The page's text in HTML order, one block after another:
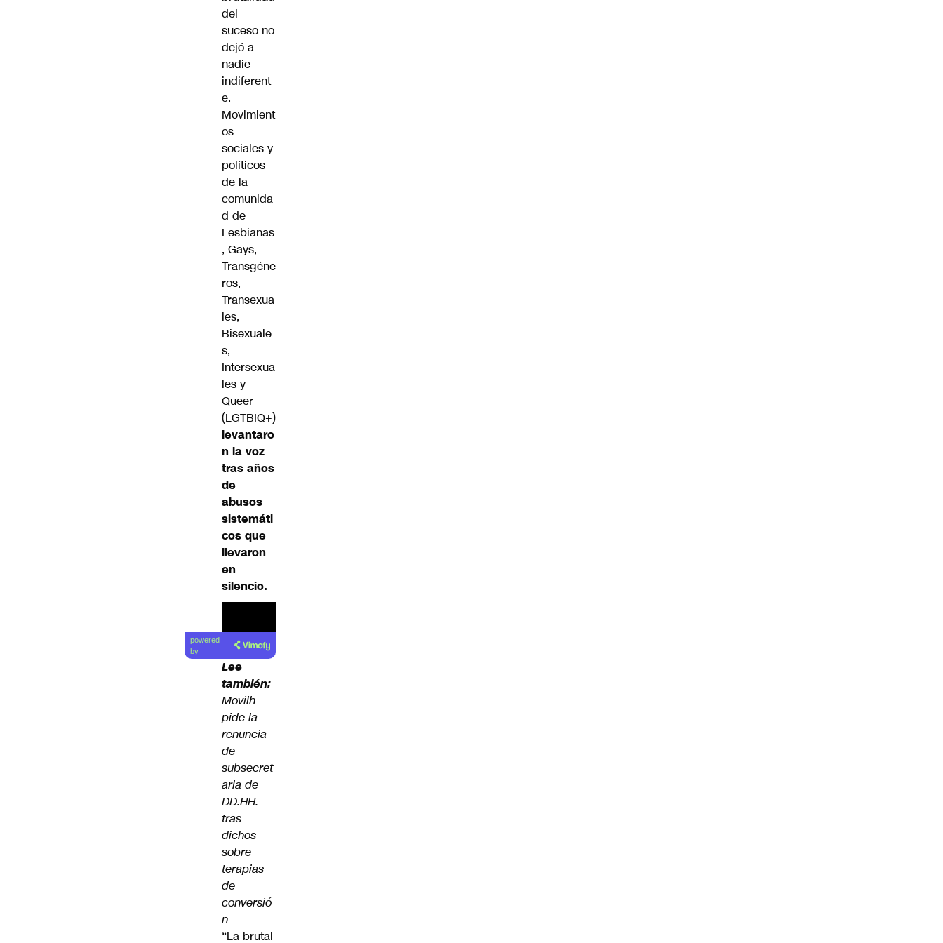
del
suceso no
dejó a
nadie
indiferent
e.
Movimient
os
sociales y
políticos
de la
comunida
d de
Lesbianas
, Gays,
Transgéne
ros,
Transexua
les,
Bisexuale
s,
Intersexua
les y
Queer
(LGTBIQ+)
levantaro
n la voz
tras años
de
abusos
sistemáti
cos que
llevaron
en
silencio.
powered
by
Lee
también:
Movilh
pide la
renuncia
de
subsecret
aria de
DD.HH.
tras
dichos
sobre
terapias
de
conversió
n
“La brutal